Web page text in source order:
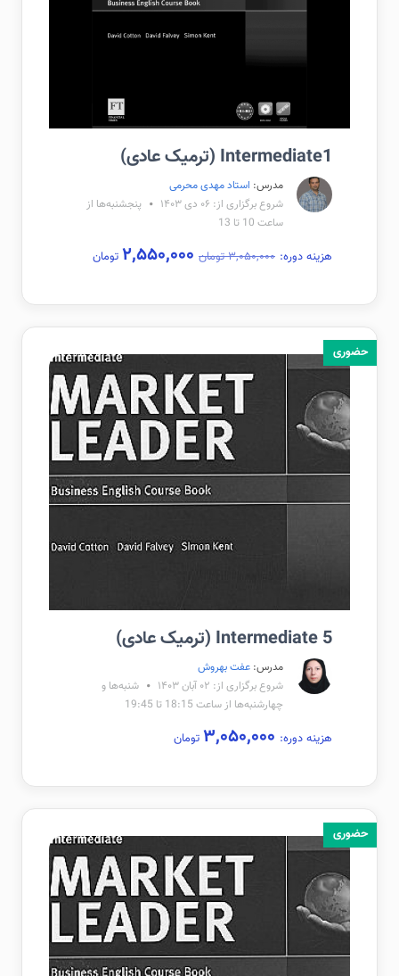
Intermediate1 (ترمیک عادی)
مدرس: استاد مهدی محرمی
شروع برگزاری از: ۰۶ دی ۱۴۰۳
پنجشنبه‌ها از
ساعت 10 تا 13
هزینه دوره: ۳,۰۵۰,۰۰۰ تومان ۲,۵۵۰,۰۰۰ تومان
حضوری
Intermediate 5 (ترمیک عادی)
مدرس: عفت بهروش
شروع برگزاری از: ۰۲ آبان ۱۴۰۳
شنبه‌ها و
چهار‌شنبه‌ها از ساعت 18:15 تا 19:45
هزینه دوره: تومان
حضوری